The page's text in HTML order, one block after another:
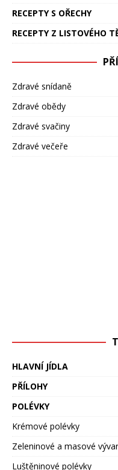
RECEPTY S OŘECHY
RECEPTY Z LISTOVÉHO
Zdravé snídaně
Zdravé obědy
Zdravé svačiny
Zdravé večeře
HLAVNÍ JÍDLA
PŘÍLOHY
POLÉVKY
Krémové polévky
Zeleninové a masové
Luštěninové polévky